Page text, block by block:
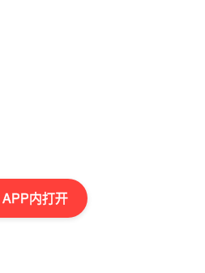
APP内打开